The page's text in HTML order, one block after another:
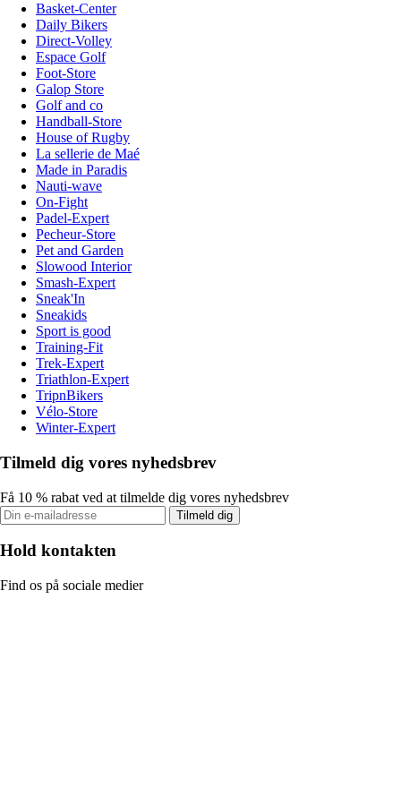
Basket-Center
Daily Bikers
Direct-Volley
Espace Golf
Foot-Store
Galop Store
Golf and co
Handball-Store
House of Rugby
La sellerie de Maé
Made in Paradis
Nauti-wave
On-Fight
Padel-Expert
Pecheur-Store
Pet and Garden
Slowood Interior
Smash-Expert
Sneak'In
Sneakids
Sport is good
Training-Fit
Trek-Expert
Triathlon-Expert
TripnBikers
Vélo-Store
Winter-Expert
Tilmeld dig vores nyhedsbrev
Få 10 % rabat ved at tilmelde dig vores nyhedsbrev
Tilmeld dig
Hold kontakten
Find os på sociale medier